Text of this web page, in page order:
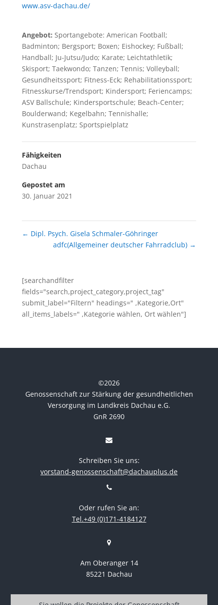
www.asv-dachau.de/
Angebot: Sportangebote: American Football;
Badminton; Bergsport; Boxen; Eishockey; Fußball;
Handball; Ju-Jutsu/Judo; Karate; Leichtathletik;
Skisport; Taekwondo; Tanzen; Tennis; Volleyball;
Gesundheitssport; Fitness-Eck; Rehabilitationssport;
Fitnesskurse/Trendsport; Kindersport; Feriencamps;
ASV Ballschule; Kindersportschule; Beach-Center;
Boulderwand; Kegelbahn; Tennishalle;
Kunstrasenplatz; Sportspielplatz
Fähigkeiten
Dachau
Gepostet am
30. Januar 2021
← Dipl. Psych. Gisela Schmaler-Göhringer
adfc(Allgemeiner deutscher Fahrradclub) →
[searchandfilter
fields="search,project_category,project_tag"
submit_label="Filtern" headings=" ,Kategorie,Ort"
all_items_labels=" ,Kategorie wählen, Ort wählen"]
©2026
Genossenschaft zur Stärkung der gesundheitlichen
Versorgung im Landkreis Dachau e.G.
GnR 2690
Schreiben Sie uns:
vorstand-genossenschaft@dachauplus.de
Oder rufen Sie an:
Tel.+49 (0)171-4184127
Am Oberanger 14
85221 Dachau